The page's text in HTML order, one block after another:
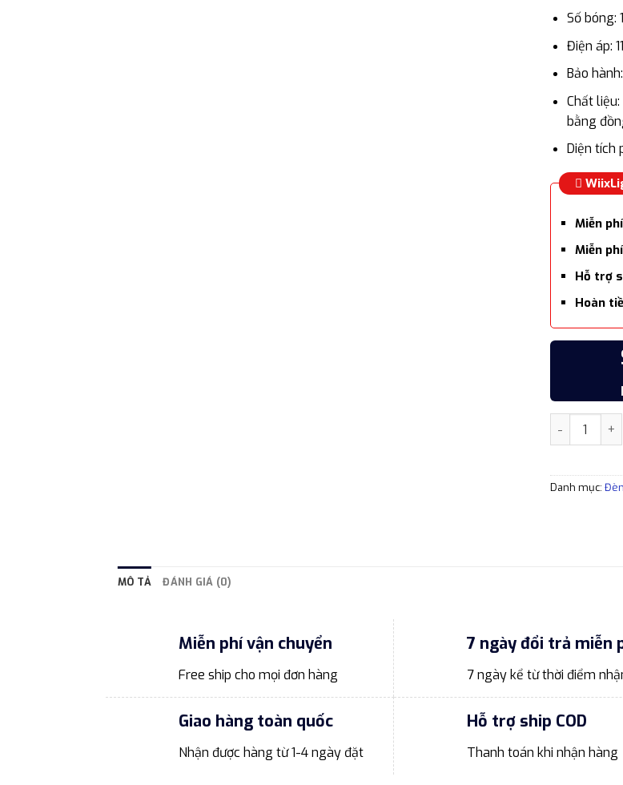
Số bóng:
Điện áp:
Bảo
Chất
bằng
Diện tích
Miễn
Miễn
Hỗ trợ
Hoàn
Đèn ngủ để
Danh mục:
MÔ TẢ ĐÁNH GIÁ (0)
Miễn phí vận chuyển
Free ship cho mọi đơn hàng
7 ngày đổi trả miễn
7 ngày kể từ thời điểm
Giao hàng toàn quốc
Nhận được hàng từ 1-4 ngày đặt
Hỗ trợ ship COD
Thanh toán khi nhận hàng